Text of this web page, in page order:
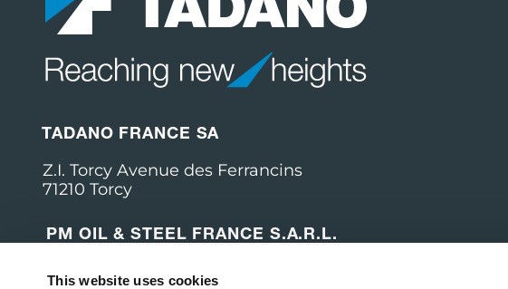
This website uses cookies
TADANO FRANCE SA
Z.I. Torcy Avenue des Ferrancins
71210 Torcy
PM OIL & STEEL FRANCE S.A.R.L.
151 Impasse de la Balme